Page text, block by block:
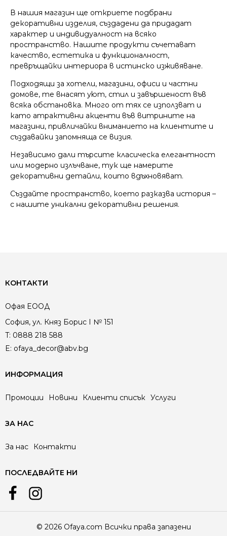
В нашия магазин ще откриете подбрани
декоративни изделия, създадени да придадат
характер и индивидуалност на всяко
пространство. Нашите продукти съчетават
качество, естетика и функционалност,
превръщайки интериора в истинско изживяване.
Подходящи за хотели, магазини, офиси и частни
домове, те внасят уют, стил и завършеност във
всяка обстановка. Много от тях се използват и
като атрактивни акценти във витрините на
магазини, привличайки вниманието на клиентите и
създавайки запомняща се визия.
Независимо дали търсите класическа елегантност
или модерно излъчване, тук ще намерите
декоративни детайли, които вдъхновяват.
Създайте пространство, което разказва история –
с нашите уникални декоративни решения.
КОНТАКТИ
Офая EООД
София, ул. Княз Борис I № 151
T: 0888 218 588
E: ofaya_decor@abv.bg
ИНФОРМАЦИЯ
Промоции Новини Клиенти списък Услуги
ЗА НАС
За нас Контакти
ПОСЛЕДВАЙТЕ НИ
© 2026 Ofaya.com Всички права запазени